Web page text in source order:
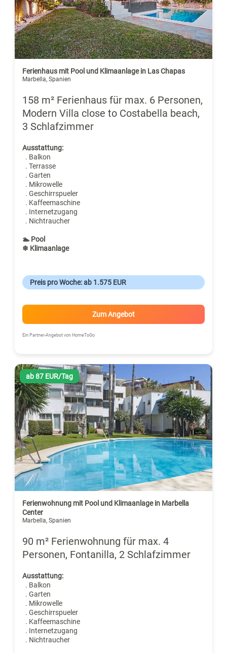
Ferienhaus mit Pool und Klimaanlage in Las Chapas
Marbella, Spanien
158 m² Ferienhaus für max. 6 Personen,
Modern Villa close to Costabella beach,
3 Schlafzimmer
Ausstattung:
. Balkon
. Terrasse
. Garten
. Mikrowelle
. Geschirrspueler
. Kaffeemaschine
. Internetzugang
. Nichtraucher
🏊 Pool
❄ Klimaanlage
Preis pro Woche: ab 1.575 EUR
Zum Angebot
Ein Partner-Angebot von HomeToGo
ab 87 EUR/Tag
Ferienwohnung mit Pool und Klimaanlage in Marbella
Center
Marbella, Spanien
90 m² Ferienwohnung für max. 4
Personen, Fontanilla, 2 Schlafzimmer
Ausstattung:
. Balkon
. Garten
. Mikrowelle
. Geschirrspueler
. Kaffeemaschine
. Internetzugang
. Nichtraucher